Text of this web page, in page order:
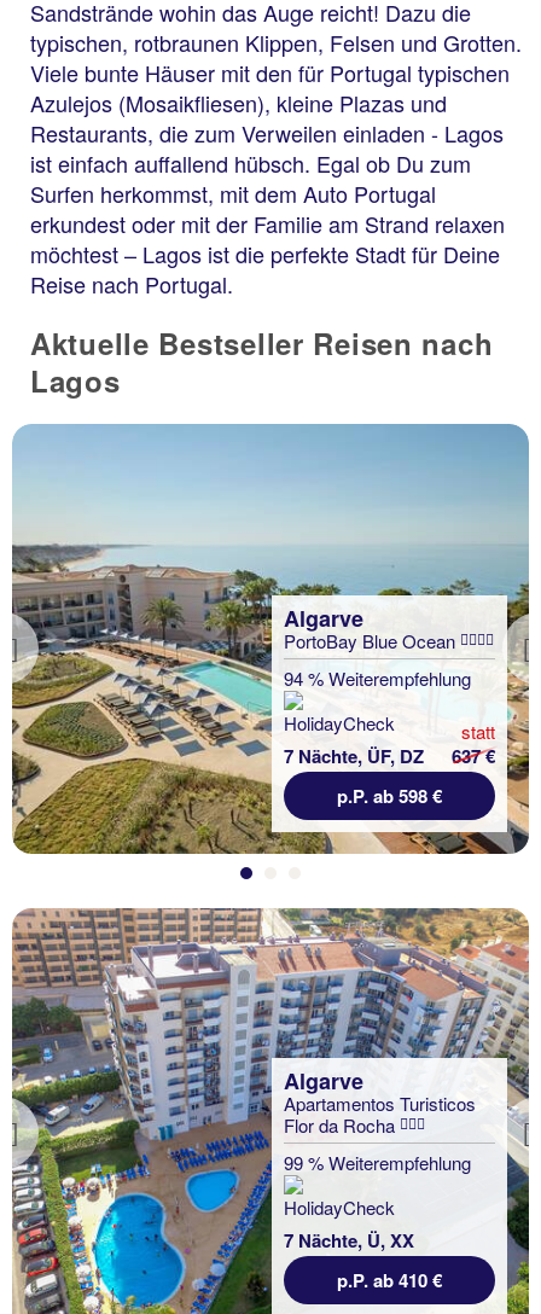
Sandstrände wohin das Auge reicht! Dazu die
typischen, rotbraunen Klippen, Felsen und Grotten.
Viele bunte Häuser mit den für Portugal typischen
Azulejos (Mosaikfliesen), kleine Plazas und
Restaurants, die zum Verweilen einladen - Lagos
ist einfach auffallend hübsch. Egal ob Du zum
Surfen herkommst, mit dem Auto Portugal
erkundest oder mit der Familie am Strand relaxen
möchtest – Lagos ist die perfekte Stadt für Deine
Reise nach Portugal.
Aktuelle Bestseller Reisen nach
Lagos
Previous
Algarve
PortoBay Blue Ocean
94 % Weiterempfehlung
7 Nächte, ÜF, DZ
statt
637 €
p.P. ab 598 €
Previous
Algarve
Apartamentos Turisticos
Flor da Rocha
99 % Weiterempfehlung
7 Nächte, Ü, XX
p.P. ab 410 €